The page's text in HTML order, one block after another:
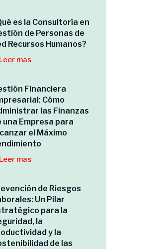
es la Consultoría en
de Personas de
Recursos Humanos?
Leer mas
Financiera
Cómo
las Finanzas
una Empresa para
el Máximo
Leer mas
de Riesgos
Un Pilar
para la
la
y la
de las